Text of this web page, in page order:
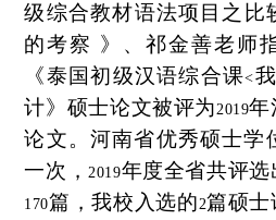
级综合教材语法项目之
的考察 》、祁金善老师
《泰国初级汉语综合课<
计》硕士论文被评为 2019年
论文。河南省优秀硕士学
一次， 2019年度全省共评
170篇，我校入选的 2篇硕士